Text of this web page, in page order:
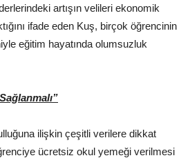
artışın velileri ekonomik
ifade eden Kuş, birçok öğrencinin
eğitim hayatında olumsuzluk
ilişkin çeşitli verilere dikkat
ücretsiz okul yemeği verilmesi